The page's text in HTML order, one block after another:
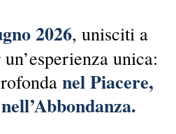
2026, unisciti a
unica:
nel Piacere,